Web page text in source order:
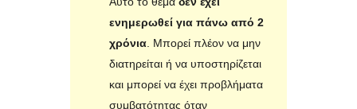
ενημερωθεί για πάνω από 2
χρόνια. Μπορεί πλέον να μην
διατηρείται ή να υποστηρίζεται
και μπορεί να έχει προβλήματα
συμβατότητας όταν